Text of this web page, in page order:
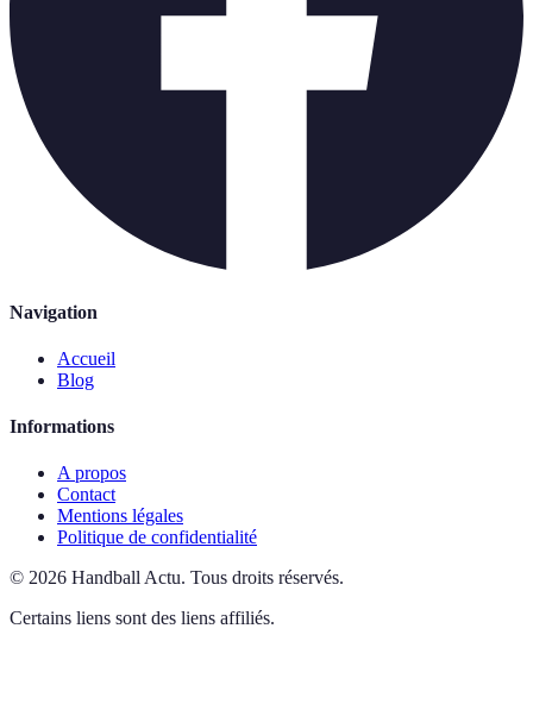
Navigation
Accueil
Blog
Informations
A propos
Contact
Mentions légales
Politique de confidentialité
© 2026 Handball Actu. Tous droits réservés.
Certains liens sont des liens affiliés.